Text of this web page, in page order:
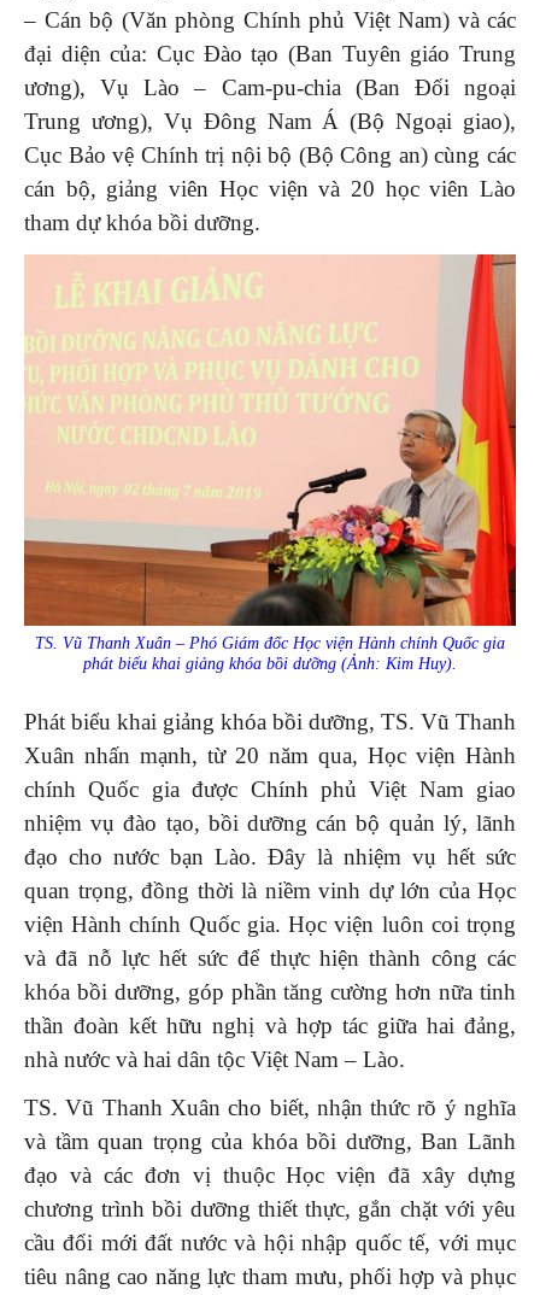
– Cán bộ (Văn phòng Chính phủ Việt Nam) và các
đại diện của: Cục Đào tạo (Ban Tuyên giáo Trung
ương), Vụ Lào – Cam-pu-chia (Ban Đối ngoại
Trung ương), Vụ Đông Nam Á (Bộ Ngoại giao),
Cục Bảo vệ Chính trị nội bộ (Bộ Công an) cùng các
cán bộ, giảng viên Học viện và 20 học viên Lào
tham dự khóa bồi dưỡng.
TS. Vũ Thanh Xuân – Phó Giám đốc Học viện Hành chính Quốc gia
phát biểu khai giảng khóa bồi dưỡng (Ảnh: Kim Huy).
Phát biểu khai giảng khóa bồi dưỡng, TS. Vũ Thanh
Xuân nhấn mạnh, từ 20 năm qua, Học viện Hành
chính Quốc gia được Chính phủ Việt Nam giao
nhiệm vụ đào tạo, bồi dưỡng cán bộ quản lý, lãnh
đạo cho nước bạn Lào. Đây là nhiệm vụ hết sức
quan trọng, đồng thời là niềm vinh dự lớn của Học
viện Hành chính Quốc gia. Học viện luôn coi trọng
và đã nỗ lực hết sức để thực hiện thành công các
khóa bồi dưỡng, góp phần tăng cường hơn nữa tinh
thần đoàn kết hữu nghị và hợp tác giữa hai đảng,
nhà nước và hai dân tộc Việt Nam – Lào.
TS. Vũ Thanh Xuân cho biết, nhận thức rõ ý nghĩa
và tầm quan trọng của khóa bồi dưỡng, Ban Lãnh
đạo và các đơn vị thuộc Học viện đã xây dựng
chương trình bồi dưỡng thiết thực, gắn chặt với yêu
cầu đổi mới đất nước và hội nhập quốc tế, với mục
tiêu nâng cao năng lực tham mưu, phối hợp và phục